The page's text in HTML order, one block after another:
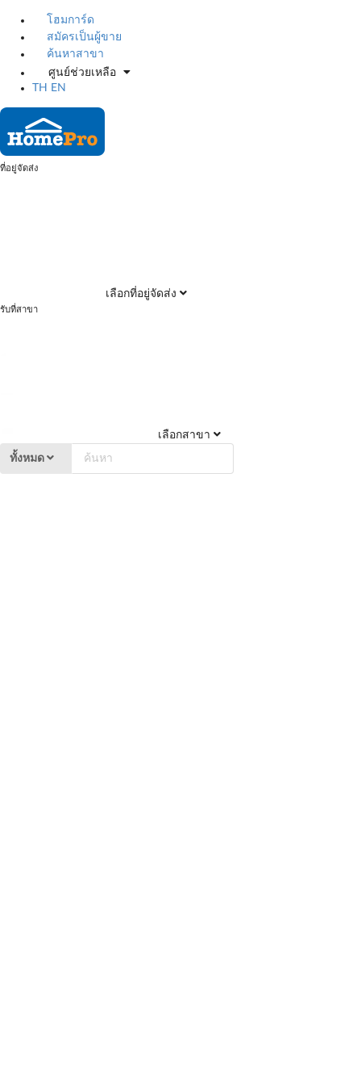
โฮมการ์ด
สมัครเป็นผู้ขาย
ค้นหาสาขา
ศูนย์ช่วยเหลือ
TH
EN
ที่อยู่จัดส่ง
เลือกที่อยู่จัดส่ง
รับที่สาขา
เลือกสาขา
ทั้งหมด